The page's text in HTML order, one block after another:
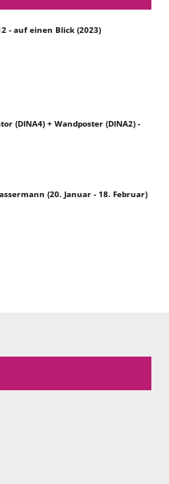
- auf einen Blick (2023)
(DINA4) + Wandposter (DINA2) -
(20. Januar - 18. Februar)